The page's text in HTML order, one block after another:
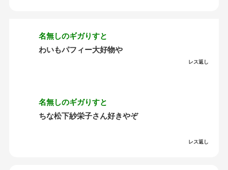
名無しのギガりすと
わいもパフィー大好物や
レス返し
名無しのギガりすと
ちな松下紗栄子さん好きやぞ
レス返し